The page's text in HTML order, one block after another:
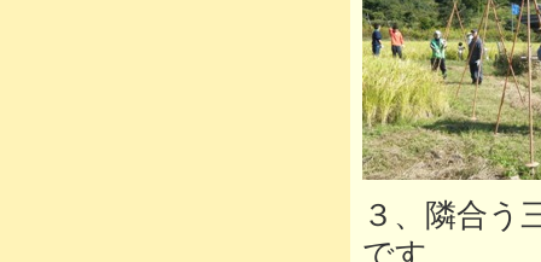
３、隣合う
です